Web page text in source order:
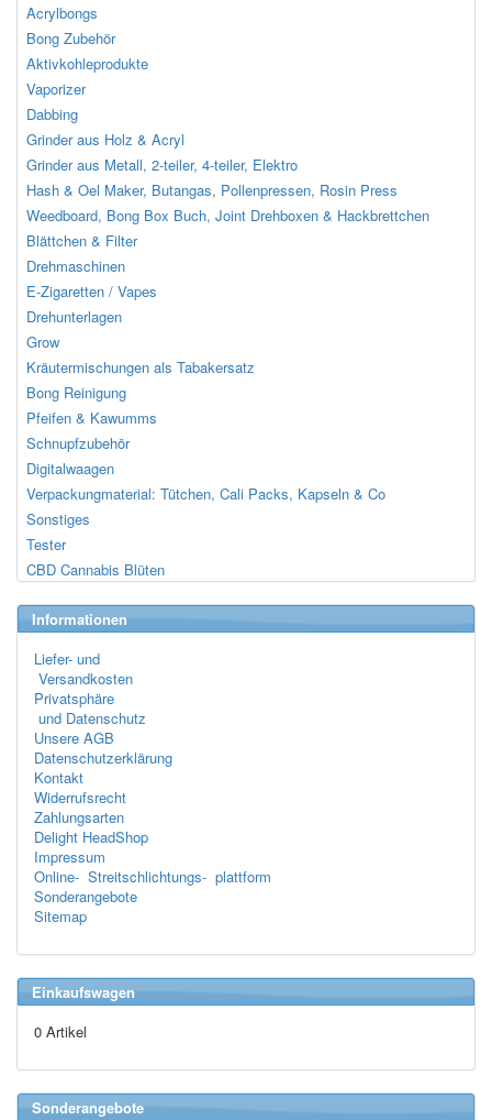
Acrylbongs
Bong Zubehör
Aktivkohleprodukte
Vaporizer
Dabbing
Grinder aus Holz & Acryl
Grinder aus Metall, 2-teiler, 4-teiler, Elektro
Hash & Oel Maker, Butangas, Pollenpressen, Rosin Press
Weedboard, Bong Box Buch, Joint Drehboxen & Hackbrettchen
Blättchen & Filter
Drehmaschinen
E-Zigaretten / Vapes
Drehunterlagen
Grow
Kräutermischungen als Tabakersatz
Bong Reinigung
Pfeifen & Kawumms
Schnupfzubehör
Digitalwaagen
Verpackungmaterial: Tütchen, Cali Packs, Kapseln & Co
Sonstiges
Tester
CBD Cannabis Blüten
Informationen
Liefer- und
Versandkosten
Privatsphäre
und Datenschutz
Unsere AGB
Datenschutzerklärung
Kontakt
Widerrufsrecht
Zahlungsarten
Delight HeadShop
Impressum
Online- Streitschlichtungs- plattform
Sonderangebote
Sitemap
Einkaufswagen
0 Artikel
Sonderangebote